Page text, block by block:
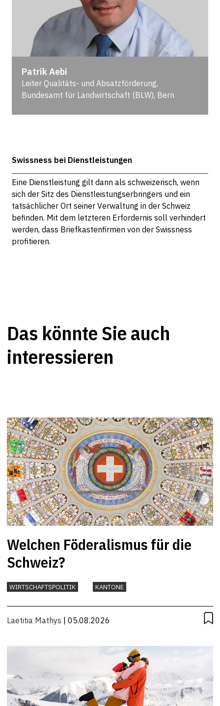
Patrik Aebi
Leiter Qualitäts- und Absatzförderung,
Bundesamt für Landwirtschaft (BLW), Bern
Swissness bei Dienstleistungen
Eine Dienstleistung gilt dann als schweizerisch, wenn
sich der Sitz des Dienstleistungserbringers und ein
tatsächlicher Ort seiner Verwaltung in der Schweiz
befinden. Mit dem letzteren Erfordernis soll verhindert
werden, dass Briefkastenfirmen von der Swissness
profitieren.
Das könnte Sie auch
interessieren
Welchen Föderalismus für die
Schweiz?
WIRTSCHAFTSPOLITIK KANTONE
Laetitia Mathys | 05.08.2026